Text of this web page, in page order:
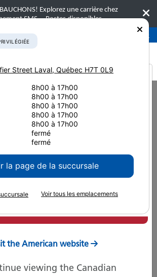
Explorez une carrière chez
SMS.
Postes disponibles
Laval 450-781-9600
Pulvérisateur à béton
like you are
from America
the American website
viewing the Canadian
Street Laval, Québec H7T 0L9
8h00 à 17h00
8h00 à 17h00
8h00 à 17h00
8h00 à 17h00
8h00 à 17h00
fermé
fermé
la page de la succursale
Voir tous les emplacements